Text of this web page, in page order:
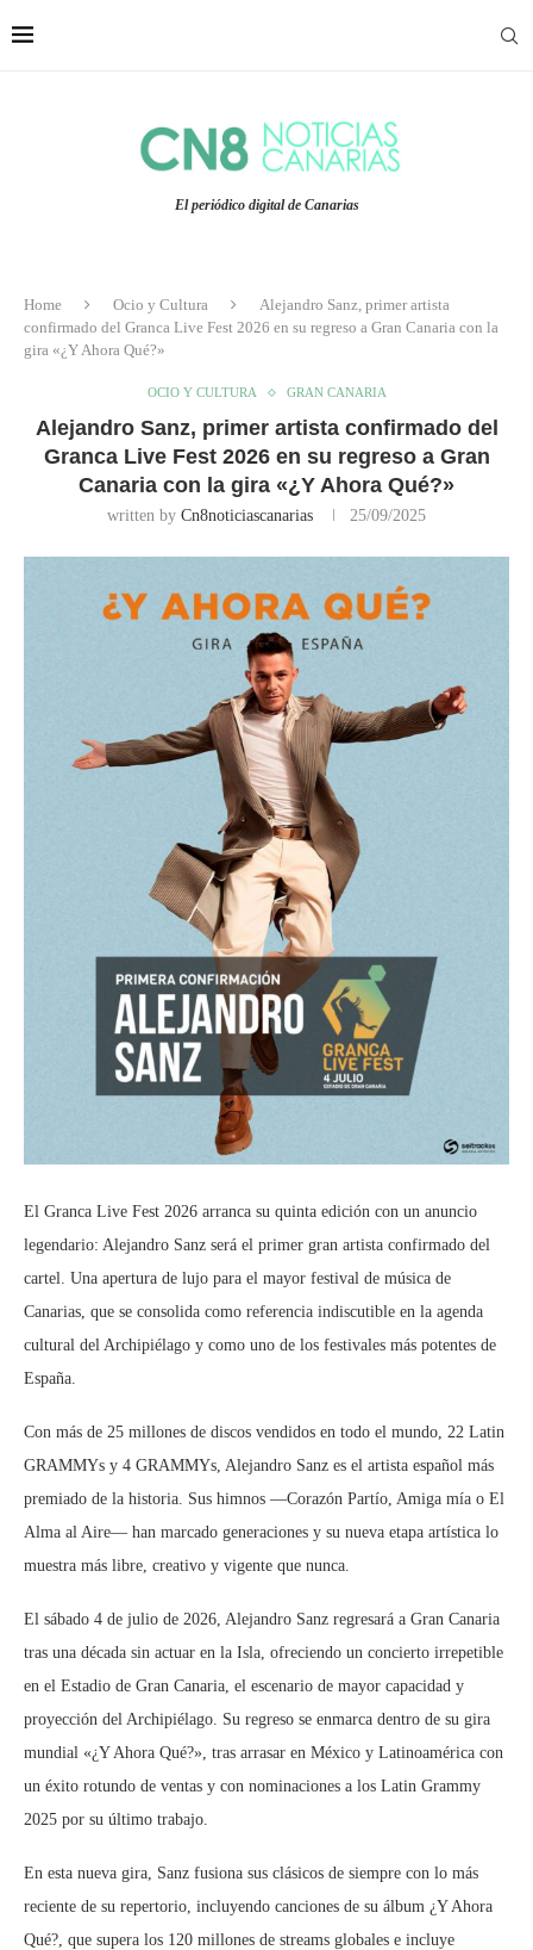
El periódico digital de Canarias
Home Ocio y Cultura
Alejandro Sanz, primer artista
confirmado del Granca Live Fest 2026 en su regreso a Gran Canaria con la
gira «¿Y Ahora Qué?»
OCIO Y CULTURA GRAN CANARIA
Alejandro Sanz, primer artista confirmado del
Granca Live Fest 2026 en su regreso a Gran
Canaria con la gira «¿Y Ahora Qué?»
written by Cn8noticiascanarias 25/09/2025
El Granca Live Fest 2026 arranca su quinta edición con un anuncio
legendario: Alejandro Sanz será el primer gran artista confirmado del
cartel. Una apertura de lujo para el mayor festival de música de
Canarias, que se consolida como referencia indiscutible en la agenda
cultural del Archipiélago y como uno de los festivales más potentes de
España.
Con más de 25 millones de discos vendidos en todo el mundo, 22 Latin
GRAMMYs y 4 GRAMMYs, Alejandro Sanz es el artista español más
premiado de la historia. Sus himnos —Corazón Partío, Amiga mía o El
Alma al Aire— han marcado generaciones y su nueva etapa artística lo
muestra más libre, creativo y vigente que nunca.
El sábado 4 de julio de 2026, Alejandro Sanz regresará a Gran Canaria
tras una década sin actuar en la Isla, ofreciendo un concierto irrepetible
en el Estadio de Gran Canaria, el escenario de mayor capacidad y
proyección del Archipiélago. Su regreso se enmarca dentro de su gira
mundial «¿Y Ahora Qué?», tras arrasar en México y Latinoamérica con
un éxito rotundo de ventas y con nominaciones a los Latin Grammy
2025 por su último trabajo.
En esta nueva gira, Sanz fusiona sus clásicos de siempre con lo más
reciente de su repertorio, incluyendo canciones de su álbum ¿Y Ahora
Qué?, que supera los 120 millones de streams globales e incluye